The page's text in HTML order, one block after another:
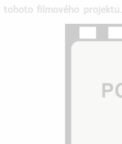
tohoto filmového projektu.